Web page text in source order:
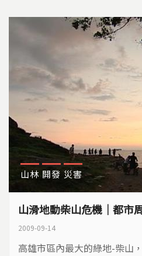
山林 開發 災害
山滑地動柴山危機｜都市
2009-09-14
高雄市區內最大的綠地-柴山